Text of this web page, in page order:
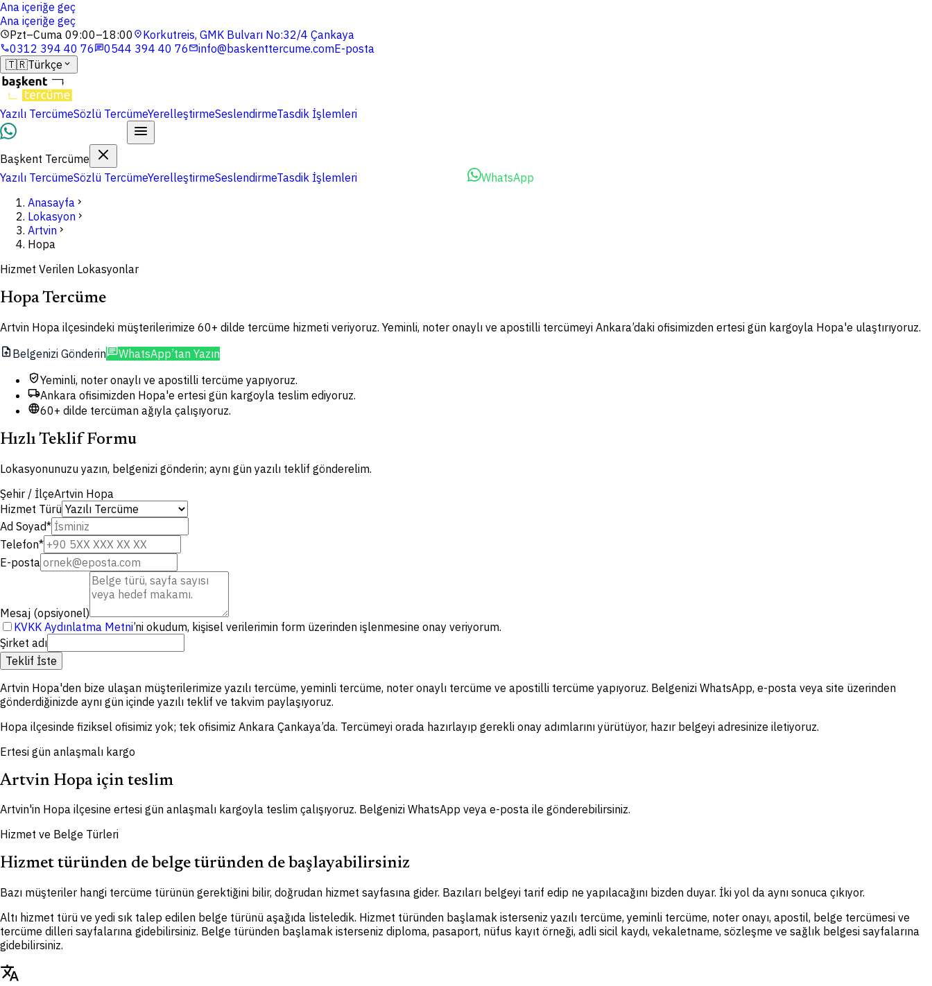
Ana içeriğe geç
Ana içeriğe geç
schedulePzt–Cuma 09:00–18:00 location_onKorkutreis, GMK Bulvarı No:32/4 Çankaya
phone0312 394 40 76chat0544 394 40 76mailinfo@baskenttercume.comE-posta
🇹🇷Türkçe expand_more
Yazılı TercümeSözlü TercümeYerelleştirmeSeslendirmeTasdik İşlemleri
Başkent Tercüme
Yazılı TercümeSözlü TercümeYerelleştirmeSeslendirmeTasdik İşlemleri
WhatsApp
Anasayfa chevron_right
Lokasyon chevron_right
Artvin chevron_right
Hopa
Hizmet Verilen Lokasyonlar
Hopa Tercüme
Artvin Hopa ilçesindeki müşterilerimize 60+ dilde tercüme hizmeti veriyoruz. Yeminli, noter onaylı ve apostilli tercümeyi Ankara’daki ofisimizden ertesi gün kargoyla Hopa'e ulaştırıyoruz.
upload_file Belgenizi GönderinchatWhatsApp’tan Yazın
verified_userYeminli, noter onaylı ve apostilli tercüme yapıyoruz.
local_shippingAnkara ofisimizden Hopa'e ertesi gün kargoyla teslim ediyoruz.
language60+ dilde tercüman ağıyla çalışıyoruz.
Hızlı Teklif Formu
Lokasyonunuzu yazın, belgenizi gönderin; aynı gün yazılı teklif gönderelim.
Şehir / İlçeArtvin Hopa
Hizmet Türü
Ad Soyad*
Telefon*
E-posta
Mesaj (opsiyonel)
KVKK Aydınlatma Metni’ni okudum, kişisel verilerimin form üzerinden işlenmesine onay veriyorum.
Şirket adı
Teklif İste
Artvin Hopa'den bize ulaşan müşterilerimize yazılı tercüme, yeminli tercüme, noter onaylı tercüme ve apostilli tercüme yapıyoruz. Belgenizi WhatsApp, e-posta veya site üzerinden
gönderdiğinizde aynı gün içinde yazılı teklif ve takvim paylaşıyoruz.
Hopa ilçesinde fiziksel ofisimiz yok; tek ofisimiz Ankara Çankaya’da. Tercümeyi orada hazırlayıp gerekli onay adımlarını yürütüyor, hazır belgeyi adresinize iletiyoruz.
Ertesi gün anlaşmalı kargo
Artvin Hopa için teslim
Artvin'in Hopa ilçesine ertesi gün anlaşmalı kargoyla teslim çalışıyoruz. Belgenizi WhatsApp veya e-posta ile gönderebilirsiniz.
Hizmet ve Belge Türleri
Hizmet türünden de belge türünden de başlayabilirsiniz
Bazı müşteriler hangi tercüme türünün gerektiğini bilir, doğrudan hizmet sayfasına gider. Bazıları belgeyi tarif edip ne yapılacağını bizden duyar. İki yol da aynı sonuca çıkıyor.
Altı hizmet türü ve yedi sık talep edilen belge türünü aşağıda listeledik. Hizmet türünden başlamak isterseniz yazılı tercüme, yeminli tercüme, noter onayı, apostil, belge tercümesi ve
tercüme dilleri sayfalarına gidebilirsiniz. Belge türünden başlamak isterseniz diploma, pasaport, nüfus kayıt örneği, adli sicil kaydı, vekaletname, sözleşme ve sağlık belgesi sayfalarına
gidebilirsiniz.
translate